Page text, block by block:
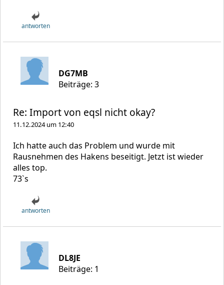
antworten
DG7MB
Beiträge: 3
Re: Import von eqsl nicht okay?
11.12.2024 um 12:40
Ich hatte auch das Problem und wurde mit
Rausnehmen des Hakens beseitigt. Jetzt ist wieder
alles top.
73`s
antworten
DL8JE
Beiträge: 1